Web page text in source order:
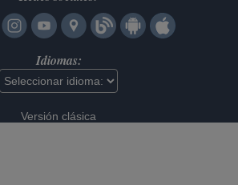
Idiomas:
Versión clásica